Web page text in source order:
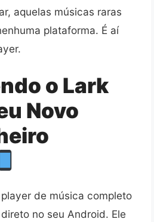
aquelas músicas raras
plataforma. É aí
o Lark
Novo
de música completo
no seu Android. Ele